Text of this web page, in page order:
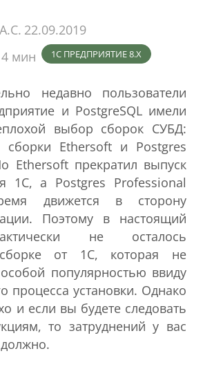
22.09.2019
мин
1С ПРЕДПРИЯТИЕ 8.X
недавно пользователи
и PostgreSQL имели
выбор сборок СУБД:
сборки Ethersoft и Postgres
Ethersoft прекратил выпуск
1С, а Postgres Professional
движется в сторону
Поэтому в настоящий
не осталось
сборке от 1С, которая не
популярностью ввиду
процесса установки. Однако
и если вы будете следовать
то затруднений у вас